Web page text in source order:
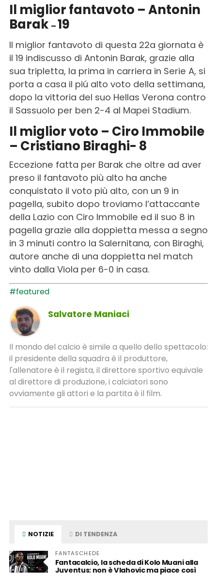
Il miglior fantavoto –Antonin
Barak –19
Il miglior fantavoto di questa 22a giornata è
il 19 indiscusso di Antonin Barak, grazie alla
sua tripletta, la prima in carriera in Serie A, si
porta a casa il piú alto voto della settimana,
dopo la vittoria del suo Hellas Verona contro
il Sassuolo per ben 2-4 al Mapei Stadium.
Il miglior voto – Ciro Immobile
– Cristiano Biraghi- 8
Eccezione fatta per Barak che oltre ad aver
preso il fantavoto più alto ha anche
conquistato il voto più alto, con un 9 in
pagella, subito dopo troviamo l’attaccante
della Lazio con Ciro Immobile ed il suo 8 in
pagella grazie alla doppietta messa a segno
in 3 minuti contro la Salernitana, con Biraghi,
autore anche di una doppietta nel match
vinto dalla Viola per 6-0 in casa.
#featured
Salvatore Maniaci
Il mondo del calcio è simile a quello dello spettacolo:
il presidente della squadra è il produttore,
l'allenatore è il regista, il direttore sportivo equivale
al direttore di produzione, i calciatori sono
ovviamente gli attori e la partita è il film.
NOTIZIE DI TENDENZA
FANTASCHEDE
Fantacalcio, la scheda di Kolo Muani alla
Juventus: non è Vlahovic ma piace così